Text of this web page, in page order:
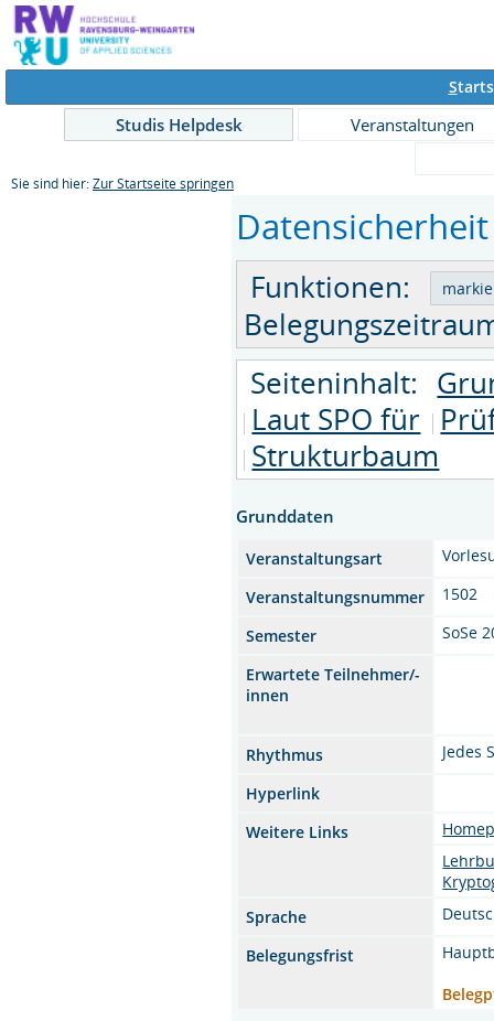
S
Studis Helpdesk
Veranstaltungen
Sie sind hier: Zur Startseite springen
Funktionen:
Seiteninhalt:
Laut SPO für
Strukturbaum
Grunddaten
Veranstaltungsart
Veranstaltungsnummer
1502
Semester
SoSe
Erwartete Teilnehmer/-
innen
Rhythmus
Jedes
Hyperlink
Weitere Links
Sprache
Belegungsfrist